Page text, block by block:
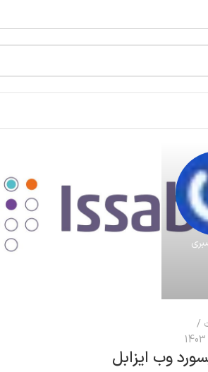
وب ایزابل